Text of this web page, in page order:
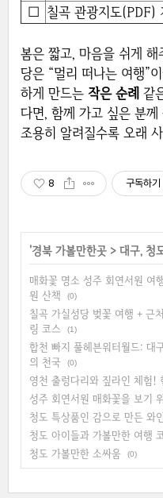
☐ 칠곡 관광지도(PDF)
봄은 짧고, 마음을 쉬게
당은 “멀리 떠나는 여행”
하게 만드는 작은 순례 같
다면, 함께 가고 싶은 분
조용히 알려질수록 오래
8 구독하기
'경북 가볼만한곳 > 대구, 청
매화꽃 명소 성주 회연서원 여
원 산책
(0)
칠곡 가실성당 벚꽃 여행 + 근
링 코스
(1)
합천 빠지 풀헤븐워터월드: 대
의 천국
(0)
영천 출렁다리와 짚라인 체험!
성주 회연서원 매화꽃을 보기
청도 특상품인 감으로 만든 와
청도 아이들과 가볼만한 여행
청도 가볼만한 소싸움
(0)